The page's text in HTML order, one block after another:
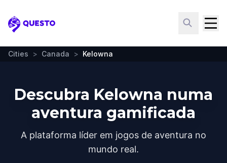
Questo
Cities > Canada > Kelowna
Descubra Kelowna numa
aventura gamificada
A plataforma líder em jogos de aventura no
mundo real.